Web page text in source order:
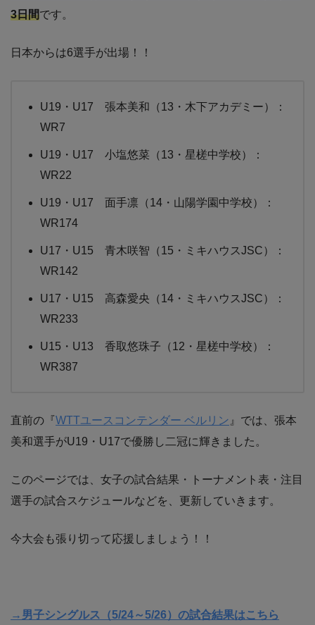
3日間です。
日本からは6選手が出場！！
U19・U17 張本美和（13・木下アカデミー）：
WR7
U19・U17 小塩悠菜（13・星槎中学校）：
WR22
U19・U17 面手凛（14・山陽学園中学校）：
WR174
U17・U15 青木咲智（15・ミキハウスJSC）：
WR142
U17・U15 高森愛央（14・ミキハウスJSC）：
WR233
U15・U13 香取悠珠子（12・星槎中学校）：
WR387
直前の『WTTユースコンテンダー ベルリン 』では、張本
美和選手がU19・U17で優勝し二冠に輝きました。
このページでは、女子の試合結果・トーナメント表・注目
選手の試合スケジュールなどを、更新していきます。
今大会も張り切って応援しましょう！！
→男子シングルス（5/24～5/26）の試合結果はこちら